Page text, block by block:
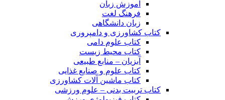
آموزش زبان
فرهنگ لغت
زبان دانشگاهی
کتاب کشاورزی و دامپروری
کتاب علوم دامی
کتاب محیط زیست
آبزیان – منابع طبیعی
کتاب علوم و صنایع غذایی
کتاب ماشین آلات کشاورزی
کتاب تربیت بدنی – علوم ورزشی